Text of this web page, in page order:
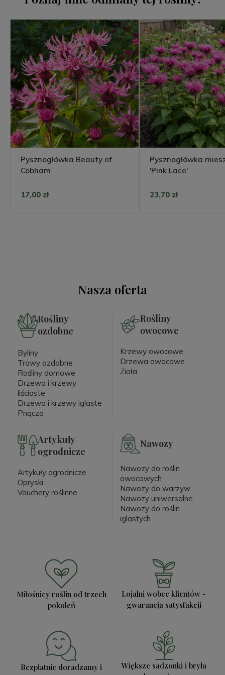
Pysznogłówka Beauty of
Cobham
17,00 zł
Pysznogłówka
'Pink Lace'
23,70 zł
Nasza oferta
Rośliny
ozdobne
Byliny
Trawy ozdobne
Rośliny domowe
Drzewa i krzewy
liściaste
Drzewa i krzewy iglaste
Pnącza
Rośliny
owocowe
Krzewy owocowe
Drzewa owocowe
Zioła
Artykuły
ogrodnicze
Artykuły ogrodnicze
Opryski
Vouchery roślinne
Nawozy
Nawozy do roślin
owocowych
Nawozy do warzyw
Nawozy uniwersalne
Nawozy do roślin
iglastych
Miłośnicy roślin od trzech
pokoleń
Lojalni wobec klientów -
gwarancja satysfakcji
Bezpłatnie doradzamy i
Większe sadzonki i bryła